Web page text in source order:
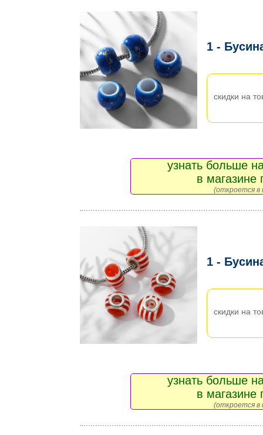
1 -
скидки на
узнать больше
в магазине
(откроется в
1 -
скидки на
узнать больше
в магазине
(откроется в